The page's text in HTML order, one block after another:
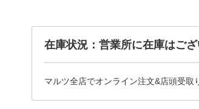
在庫状況：営業所に在庫はござ
マルツ全店でオンライン注文&店頭受取